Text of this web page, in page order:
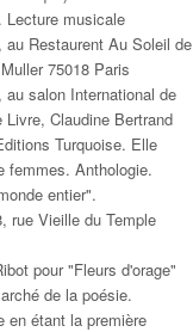
Lecture musicale
Restaurent Au Soleil de
75018 Paris
salon International de
Livre, Claudine Bertrand
Turquoise. Elle
femmes. Anthologie.
entier".
rue Vieille du Temple
pour "Fleurs d'orage"
de la poésie.
en étant la première